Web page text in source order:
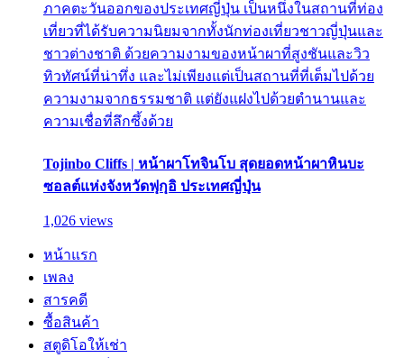
ภาคตะวันออกของประเทศญี่ปุ่น เป็นหนึ่งในสถานที่ท่อง
เที่ยวที่ได้รับความนิยมจากทั้งนักท่องเที่ยวชาวญี่ปุ่นและ
ชาวต่างชาติ ด้วยความงามของหน้าผาที่สูงชันและวิว
ทิวทัศน์ที่น่าทึ่ง และไม่เพียงแต่เป็นสถานที่ที่เต็มไปด้วย
ความงามจากธรรมชาติ แต่ยังแฝงไปด้วยตำนานและ
ความเชื่อที่ลึกซึ้งด้วย
Tojinbo Cliffs | หน้าผาโทจินโบ สุดยอดหน้าผาหินบะ
ซอลต์แห่งจังหวัดฟุกุอิ ประเทศญี่ปุ่น
1,026 views
หน้าแรก
เพลง
สารคดี
ซื้อสินค้า
สตูดิโอให้เช่า